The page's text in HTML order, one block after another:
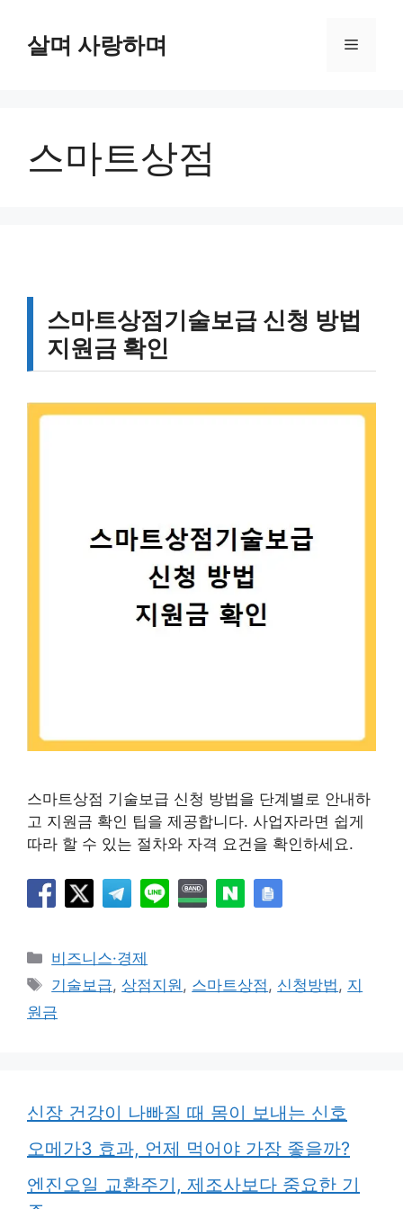
살며 사랑하며 메
스마트상점
스마트상점기술보급 신청 방법
지원금 확인
스마트상점 기술보급 신청 방법을 단계별로 안내하
고 지원금 확인 팁을 제공합니다. 사업자라면 쉽게
따라 할 수 있는 절차와 자격 요건을 확인하세요.
카
테
고
리
비즈니스·경제
태
그
기술보급, 상점지원 , 스마트상점 , 신청방법 , 지
원금
신장 건강이 나빠질 때 몸이 보내는 신호
오메가3 효과, 언제 먹어야 가장 좋을까?
엔진오일 교환주기, 제조사보다 중요한 기